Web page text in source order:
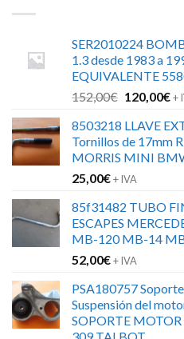
SER2010224
1.3 desde 1983 a
EQUIVALENTE
152,00€ El
original
era:
152,00€.
120,00€El
es:
+
8503218 LLAVE
Tornillos de 17mm
MORRIS MINI
25,00€+ IVA
85f31482 TUBO
ESCAPES
MB-120 MB-14
52,00€+ IVA
PSA180757
Suspensión del
SOPORTE